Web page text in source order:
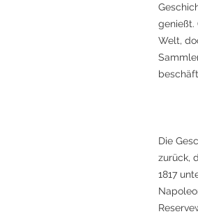
genießt.
Welt,
Die
zurück,
1817